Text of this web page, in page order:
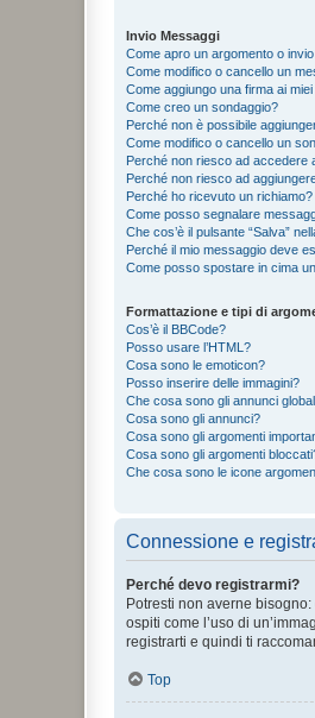
Invio Messaggi
Come apro un argomento o
Come modifico o cancello un
Come aggiungo una firma ai
Come creo un sondaggio?
Perché non è possibile
Come modifico o cancello un
Perché non riesco ad accedere
Perché non riesco ad
Perché ho ricevuto un richiamo?
Come posso segnalare
Che cos’è il pulsante “Salva”
Perché il mio messaggio deve
Come posso spostare in cima
Formattazione e tipi di
Cos’è il BBCode?
Posso usare l’HTML?
Cosa sono le emoticon?
Posso inserire delle immagini?
Che cosa sono gli annunci
Cosa sono gli annunci?
Cosa sono gli argomenti
Cosa sono gli argomenti
Che cosa sono le icone
Connessione e
Perché devo registrarmi?
Potresti non averne
ospiti come l’uso di
registrarti e quindi ti
Top